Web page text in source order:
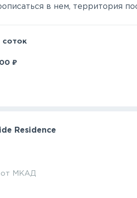
в нем, территория
соток
₽
Residence
от МКАД